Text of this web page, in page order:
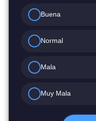
Buena
Normal
Mala
Muy Mala